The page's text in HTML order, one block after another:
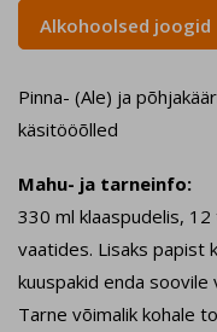
Alkohoolsed joogid
Pinna- (Ale) ja
käsitööõlled
Mahu- ja tarneinfo:
330 ml klaaspudelis,
vaatides. Lisaks papist
kuuspakid enda
Tarne võimalik kohale